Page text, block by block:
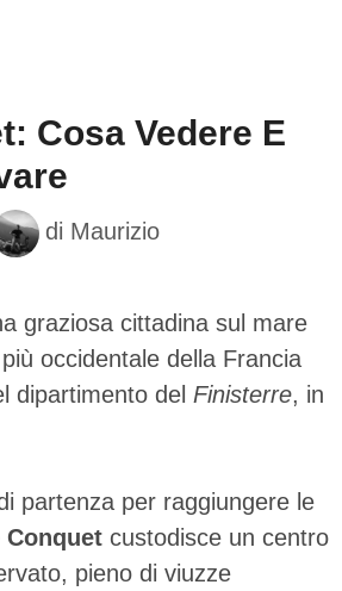
Cosa Vedere E
di Maurizio
graziosa cittadina sul mare
occidentale della Francia
dipartimento del Finisterre, in
partenza per raggiungere le
Conquet custodisce un centro
pieno di viuzze